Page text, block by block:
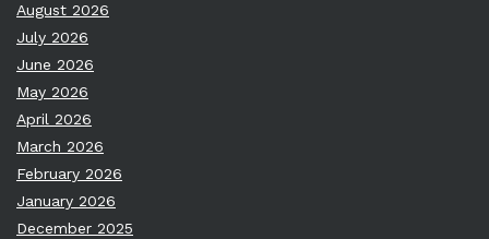
August 2026
July 2026
June 2026
May 2026
April 2026
March 2026
February 2026
January 2026
December 2025